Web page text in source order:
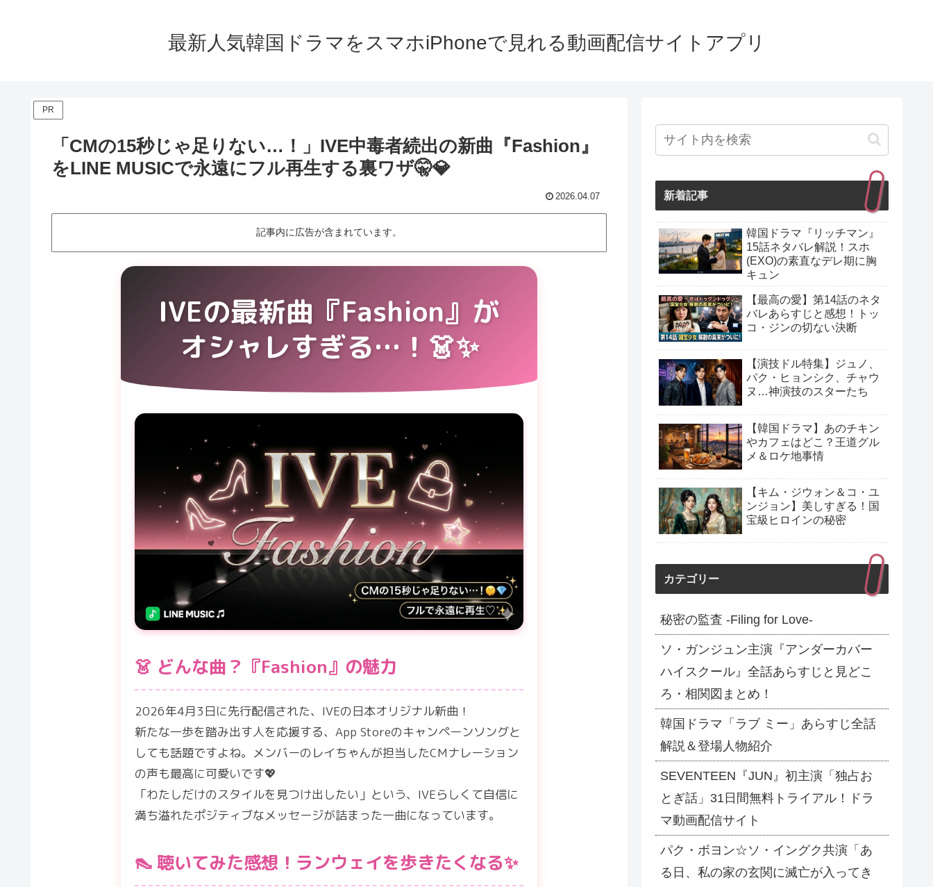
最新人気韓国ドラマをスマホiPhoneで見れる動画配信サイトアプリ
PR
「CMの15秒じゃ足りない…！」IVE中毒者続出の新曲『Fashion』
をLINE MUSICで永遠にフル再生する裏ワザ🤫💎
2026.04.07
記事内に広告が含まれています。
IVEの最新曲『Fashion』が
オシャレすぎる…！👗✨
👗 どんな曲？『Fashion』の魅力
2026年4月3日に先行配信された、IVEの日本オリジナル新曲！
新たな一歩を踏み出す人を応援する、App Storeのキャンペーンソングと
しても話題ですよね。メンバーのレイちゃんが担当したCMナレーション
の声も最高に可愛いです💖
「わたしだけのスタイルを見つけ出したい」という、IVEらしくて自信に
満ち溢れたポジティブなメッセージが詰まった一曲になっています。
👠 聴いてみた感想！ランウェイを歩きたくなる✨
新着記事
韓国ドラマ『リッチマン』
15話ネタバレ解説！スホ
(EXO)の素直なデレ期に胸
キュン
【最高の愛】第14話のネタ
バレあらすじと感想！トッ
コ・ジンの切ない決断
【演技ドル特集】ジュノ、
パク・ヒョンシク、チャウ
ヌ…神演技のスターたち
【韓国ドラマ】あのチキン
やカフェはどこ？王道グル
メ＆ロケ地事情
【キム・ジウォン＆コ・ユ
ンジョン】美しすぎる！国
宝級ヒロインの秘密
カテゴリー
秘密の監査 -Filing for Love-
ソ・ガンジュン主演『アンダーカバー
ハイスクール』全話あらすじと見どこ
ろ・相関図まとめ！
韓国ドラマ「ラブ ミー」あらすじ全話
解説＆登場人物紹介
SEVENTEEN『JUN』初主演「独占お
とぎ話」31日間無料トライアル！ドラ
マ動画配信サイト
パク・ボヨン☆ソ・イングク共演「あ
る日、私の家の玄関に滅亡が入ってき